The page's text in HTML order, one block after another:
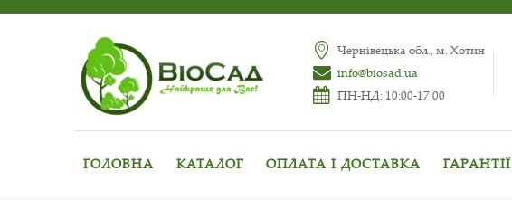
Чернівецька обл., м. Хотин
info@biosad.ua
ПН-НД: 10:00-17:00
ГОЛОВНА КАТАЛОГ ОПЛАТА І ДОСТАВКА ГАРАНТІЇ